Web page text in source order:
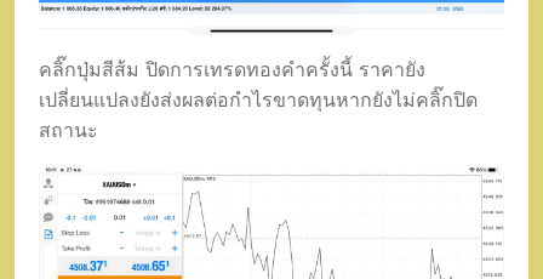
คลิ๊กปุ่มสีส้ม ปิดการเทรดทองคำครั้งนี้ ราคายัง
เปลี่ยนแปลงยังส่งผลต่อกำไรขาดทุนหากยังไม่คลิ๊กปิด
สถานะ